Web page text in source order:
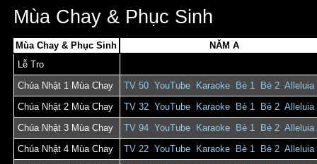
Mùa Chay & Phục Sinh
Mùa Chay & Phục Sinh
NĂM A
Lễ Tro
Chúa Nhật 1 Mùa Chay
TV 50 YouTube Karaoke Bè 1 Bè 2 Alleluia
Chúa Nhật 2 Mùa Chay
TV 32 YouTube Karaoke Bè 1 Bè 2 Alleluia
Chúa Nhật 3 Mùa Chay
TV 94 YouTube Karaoke Bè 1 Bè 2 Alleluia
Chúa Nhật 4 Mùa Chay
TV 22 YouTube Karaoke Bè 1 Bè 2 Alleluia